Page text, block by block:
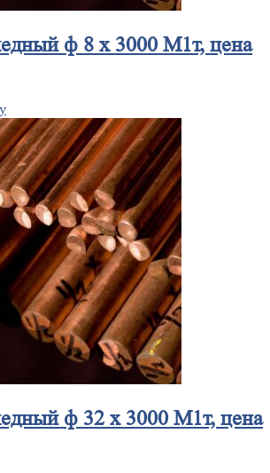
ф 8 х 3000 М1т, цена
ф 32 х 3000 М1т, цена